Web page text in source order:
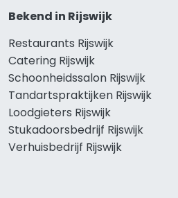
Bekend in Rijswijk
Restaurants Rijswijk
Catering Rijswijk
Schoonheidssalon Rijswijk
Tandartspraktijken Rijswijk
Loodgieters Rijswijk
Stukadoorsbedrijf Rijswijk
Verhuisbedrijf Rijswijk